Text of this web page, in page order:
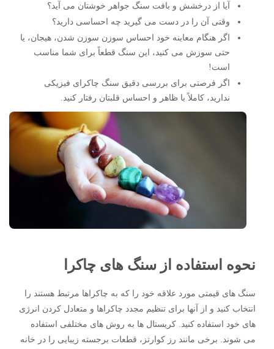
آیا از درخشش و بافت سنگ جواهر خوشتان می آید؟
وقتی آن را در دست می گیرید چه احساسی دارید؟
اگر هنگام معاینه خود احساس سوزن سوزن شدن، هیجان، یا
حتی سوزش می کنید، این سنگ قطعاً برای شما مناسب
است!
اگر فرصتی برای بررسی دقیق سنگ چاکرای فیزیکی
ندارید، کاملاً با ظاهر و احساس قلبتان رفتار کنید.
نحوه استفاده از سنگ های چاکرا
سنگ های قیمتی مورد علاقه خود را که به چاکراها مرتبط هستند را
انتخاب کنید و از آنها برای تنظیم مجدد چاکراها و متعادل کردن انرژی
های خود استفاده کنید. کریستال ها به روش های مختلفی استفاده
می شوند. برخی مانند رز کوارتز، قطعات برجسته زیبایی را در خانه